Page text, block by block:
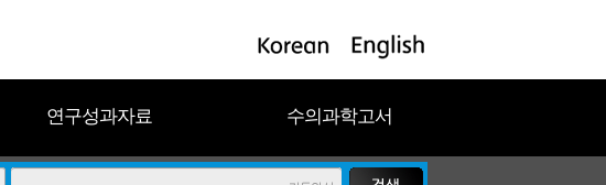
연구성과자료 수의과학고서